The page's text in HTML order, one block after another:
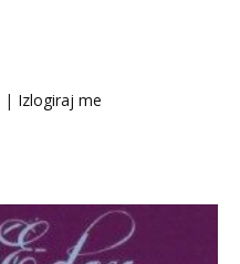
| Izlogiraj me